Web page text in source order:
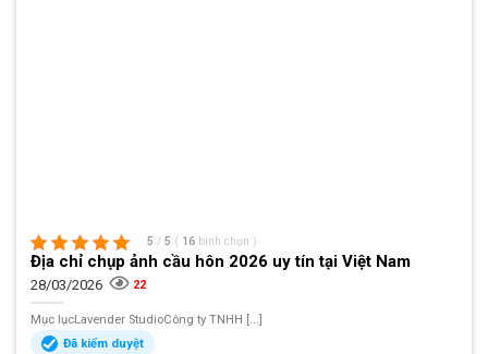
5 / 5 ( 16 bình chọn )
Địa chỉ chụp ảnh cầu hôn 2026 uy tín tại Việt Nam
28/03/2026 22
Mục lụcLavender StudioCông ty TNHH [...]
Đã kiểm duyệt